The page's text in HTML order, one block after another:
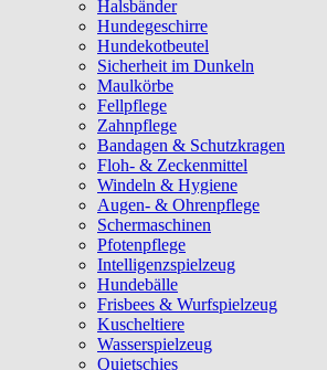
Halsbänder
Hundegeschirre
Hundekotbeutel
Sicherheit im Dunkeln
Maulkörbe
Fellpflege
Zahnpflege
Bandagen & Schutzkragen
Floh- & Zeckenmittel
Windeln & Hygiene
Augen- & Ohrenpflege
Schermaschinen
Pfotenpflege
Intelligenzspielzeug
Hundebälle
Frisbees & Wurfspielzeug
Kuscheltiere
Wasserspielzeug
Quietschies